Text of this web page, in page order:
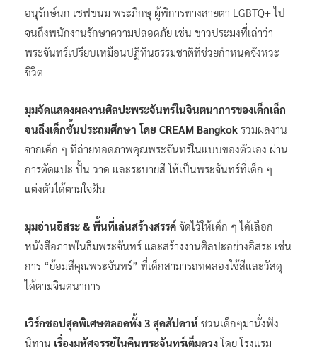
อนุรักษ์นก เชฟขนม พระภิกษุ ผู้พิการทางสายตา LGBTQ+ ไป
จนถึงพนักงานรักษาความปลอดภัย เช่น ชาวประมงที่เล่าว่า
พระจันทร์เปรียบเหมือนปฏิทินธรรมชาติที่ช่วยกำหนดจังหวะ
ชีวิต
มุมจัดแสดงผลงานศิลปะพระจันทร์ในจินตนาการของเด็กเล็ก
จนถึงเด็กชั้นประถมศึกษา โดย CREAM Bangkok รวมผลงาน
จากเด็ก ๆ ที่ถ่ายทอดภาพคุณพระจันทร์ในแบบของตัวเอง ผ่าน
การตัดแปะ ปั้น วาด และระบายสี ให้เป็นพระจันทร์ที่เด็ก ๆ
แต่งตัวได้ตามใจฝัน
มุมอ่านอิสระ & พื้นที่เล่นสร้างสรรค์ จัดไว้ให้เด็ก ๆ ได้เลือก
หนังสือภาพในธีมพระจันทร์ และสร้างงานศิลปะอย่างอิสระ เช่น
การ “ย้อมสีคุณพระจันทร์” ที่เด็กสามารถทดลองใช้สีและวัสดุ
ได้ตามจินตนาการ
เวิร์กชอปสุดพิเศษตลอดทั้ง 3 สุดสัปดาห์ ชวนเด็กๆมานั่งฟัง
นิทาน เรื่องมหัศจรรย์ในคืนพระจันทร์เต็มดวงโดย โรงแรม